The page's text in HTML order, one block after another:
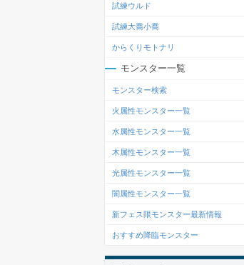
試練ウルド
試練大喬小喬
からくりモトナリ
モンスター一覧
モンスター検索
火属性モンスター一覧
水属性モンスター一覧
木属性モンスター一覧
光属性モンスター一覧
闇属性モンスター一覧
新フェス限モンスター最新情報
おすすめ降臨モンスター